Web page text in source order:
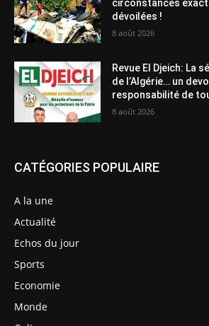
circonstances
dévoilées !
8 août 2026
Revue El Djeich: La
de l’Algérie… un
responsabilité de
8 août 2026
CATÉGORIES POPULAIRE
A la une
Actualité
Echos du jour
Sports
Economie
Monde